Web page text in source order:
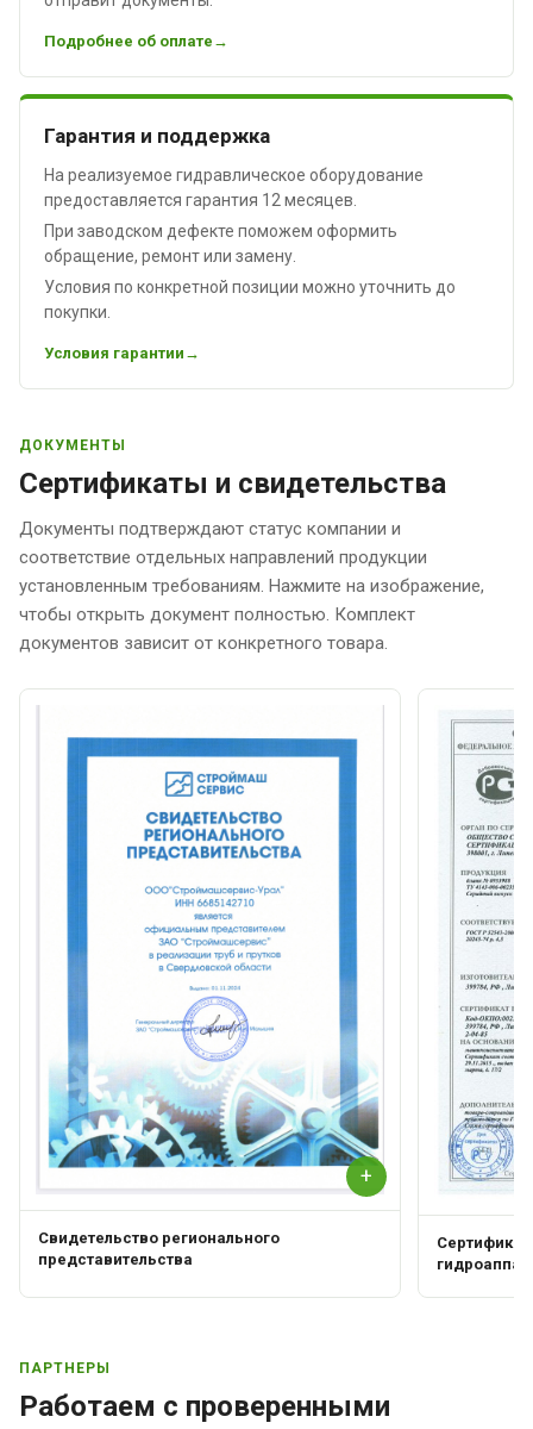
Подробнее об оплате
Гарантия и поддержка
На реализуемое гидравлическое оборудование
предоставляется гарантия 12 месяцев.
При заводском дефекте поможем оформить
обращение, ремонт или замену.
Условия по конкретной позиции можно уточнить до
покупки.
Условия гарантии
ДОКУМЕНТЫ
Сертификаты и свидетельства
Документы подтверждают статус компании и
соответствие отдельных направлений продукции
установленным требованиям. Нажмите на изображение,
чтобы открыть документ полностью. Комплект
документов зависит от конкретного товара.
+
Свидетельство регионального
представительства
Сертификат
ПАРТНЕРЫ
Работаем с проверенными